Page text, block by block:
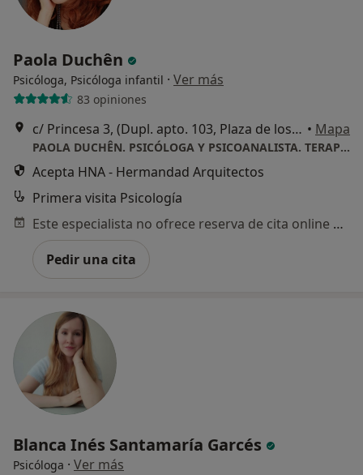
Paola Duchên
Psicóloga, Psicóloga infantil · Ver más
83 opiniones
c/ Princesa 3, (Dupl. apto. 103, Plaza de los Cubos), Madrid • Mapa
PAOLA DUCHÊN. PSICÓLOGA Y PSICOANALISTA. TERAPIA DE PAREJA
Acepta HNA - Hermandad Arquitectos
Primera visita Psicología
Este especialista no ofrece reserva de cita online en esta dirección.
Pedir una cita
Blanca Inés Santamaría Garcés
Psicóloga · Ver más